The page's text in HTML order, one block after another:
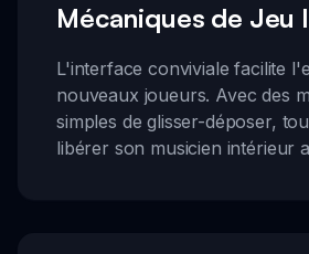
Mécaniques de Jeu
L'interface conviviale facilite
nouveaux joueurs. Avec des
simples de glisser-déposer,
libérer son musicien intérieur